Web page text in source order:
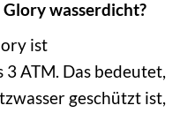
Glory wasserdicht?
ist
ATM. Das bedeutet,
geschützt ist,